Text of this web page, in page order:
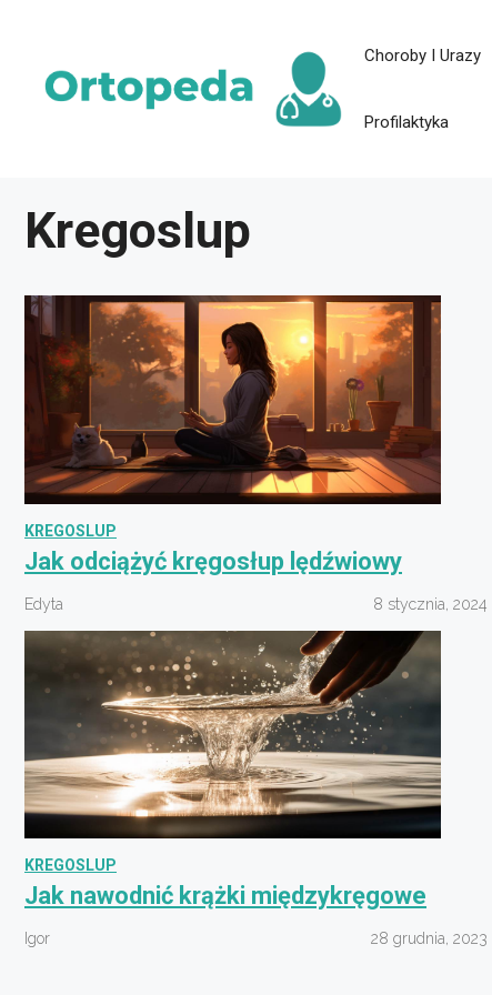
treści
Choroby I Urazy
Profilaktyka
Kregoslup
KREGOSLUP
Jak odciążyć kręgosłup lędźwiowy
Edyta 8 stycznia, 2024
KREGOSLUP
Jak nawodnić krążki międzykręgowe
Igor 28 grudnia, 2023